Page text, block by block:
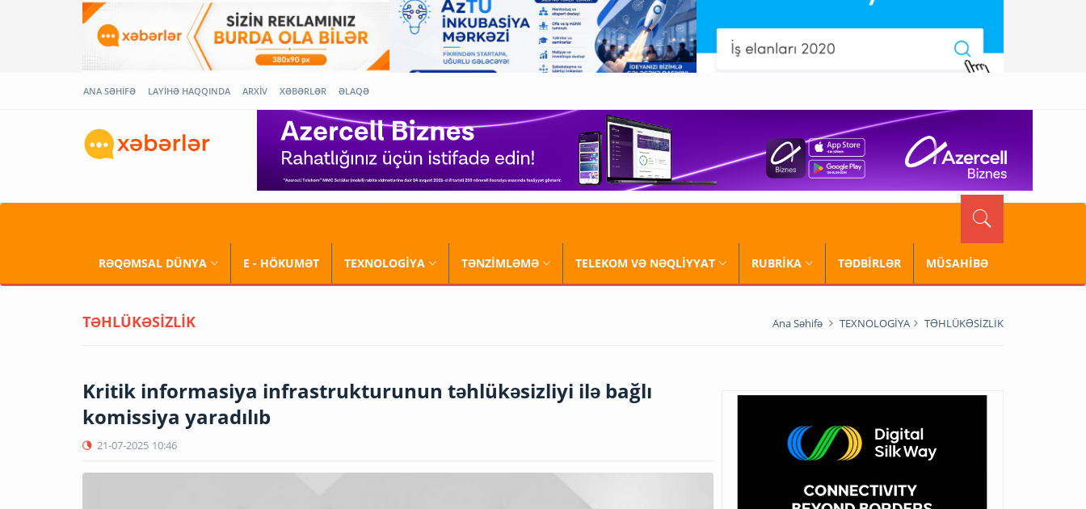
ANA SƏHİFƏ LAYİHƏ HAQQINDA ARXİV XƏBƏRLƏR ƏLAQƏ
RƏQƏMSAL DÜNYA E - HÖKUMƏT TEXNOLOGİYA TƏNZİMLƏMƏ TELEKOM VƏ NƏQLİYYAT RUBRİKA TƏDBİRLƏR MÜSAHİBƏ
TƏHLÜKƏSİZLİK Ana Səhifə TEXNOLOGİYA TƏHLÜKƏSİZLİK
Kritik informasiya infrastrukturunun təhlükəsizliyi ilə bağlı
komissiya yaradılıb
21-07-2025 10:46